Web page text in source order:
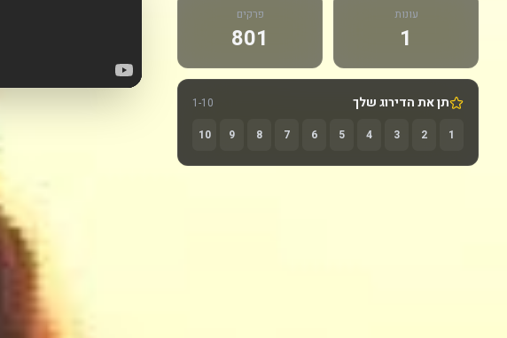
עונות
1
פרקים
801
תן את הדירוג שלך
1-10
1
2
3
4
5
6
7
8
9
10